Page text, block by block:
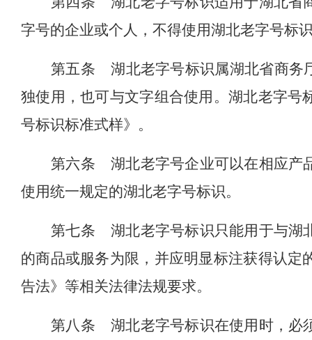
字号的企业或个人，不得使用湖北老字号标
第五条
湖北老字号标识属湖北省商务
独使用，也可与文字组合使用。湖北老字
号标识标准式样》 。
第六条
湖北老字号企业可以在相应产
使用统一规定的湖北老字号标识。
第七条
湖北老字号标识只能用于与湖
的商品或服务为限，并应明显标注获得认
告法》等相关法律法规要求。
第八条
湖北老字号标识在使用时，必